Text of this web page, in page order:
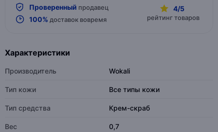
Проверенный продавец
100% доставок вовремя
4/5
рейтинг товаров
Характеристики
Производитель Wokali
Тип кожи Все типы кожи
Тип средства Крем-скраб
Вес 0,7